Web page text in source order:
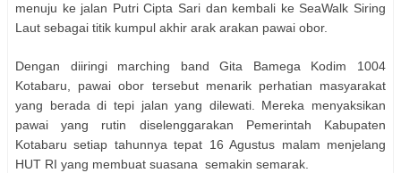
menuju ke jalan Putri Cipta Sari dan kembali ke SeaWalk Siring
Laut sebagai titik kumpul akhir arak arakan pawai obor.
Dengan diiringi marching band Gita Bamega Kodim 1004
Kotabaru, pawai obor tersebut menarik perhatian masyarakat
yang berada di tepi jalan yang dilewati. Mereka menyaksikan
pawai yang rutin diselenggarakan Pemerintah Kabupaten
Kotabaru setiap tahunnya tepat 16 Agustus malam menjelang
HUT RI yang membuat suasana semakin semarak.